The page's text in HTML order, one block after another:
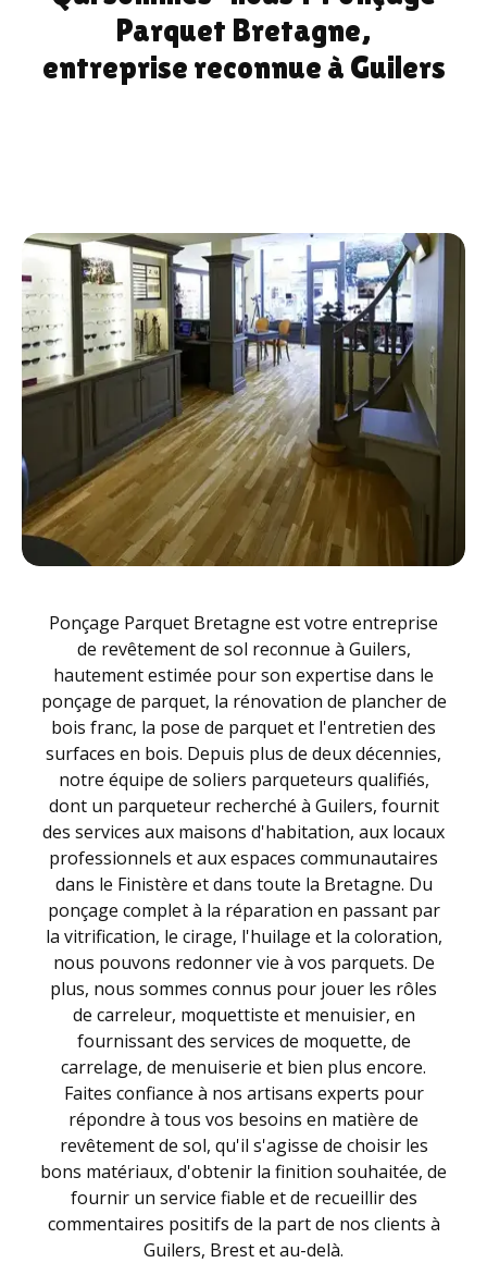
Parquet Bretagne,
entreprise reconnue à Guilers
Ponçage Parquet Bretagne est votre entreprise
de revêtement de sol reconnue à Guilers,
hautement estimée pour son expertise dans le
ponçage de parquet, la rénovation de plancher de
bois franc, la pose de parquet et l'entretien des
surfaces en bois. Depuis plus de deux décennies,
notre équipe de soliers parqueteurs qualifiés,
dont un parqueteur recherché à Guilers, fournit
des services aux maisons d'habitation, aux locaux
professionnels et aux espaces communautaires
dans le Finistère et dans toute la Bretagne. Du
ponçage complet à la réparation en passant par
la vitrification, le cirage, l'huilage et la coloration,
nous pouvons redonner vie à vos parquets. De
plus, nous sommes connus pour jouer les rôles
de carreleur, moquettiste et menuisier, en
fournissant des services de moquette, de
carrelage, de menuiserie et bien plus encore.
Faites confiance à nos artisans experts pour
répondre à tous vos besoins en matière de
revêtement de sol, qu'il s'agisse de choisir les
bons matériaux, d'obtenir la finition souhaitée, de
fournir un service fiable et de recueillir des
commentaires positifs de la part de nos clients à
Guilers, Brest et au-delà.